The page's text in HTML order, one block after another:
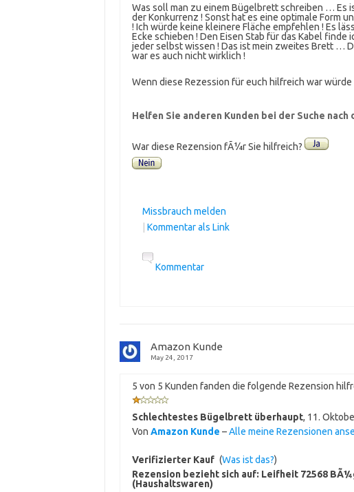
Was soll man zu einem Bügelbrett schreiben … Es
der Konkurrenz ! Sonst hat es eine optimale Form
! Ich würde keine kleinere Fläche empfehlen ! Es
Ecke schieben ! Den Eisen Stab für das Kabel
jeder selbst wissen ! Das ist mein zweites Brett …
war es auch nicht wirklich !
Wenn diese Rezession für euch hilfreich war
Helfen Sie anderen Kunden bei der Suche
War diese Rezension fÃ¼r Sie hilfreich?
Missbrauch melden
Kommentar als Link
Kommentar
Amazon Kunde
May 24, 2017
5 von 5 Kunden fanden die folgende Rezension
Schlechtestes Bügelbrett überhaupt, 11.
Von Amazon Kunde –Alle meine Rezensionen
Verifizierter Kauf (Was ist das?)
Rezension bezieht sich auf: Leifheit 72568
(Haushaltswaren)